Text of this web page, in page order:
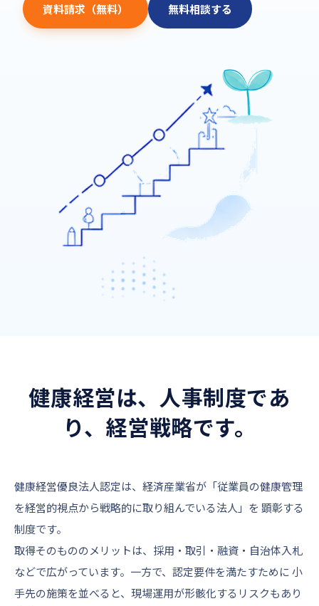
資料請求（無料） 無料相談する
健康経営は、人事制度であ
り、経営戦略です。
健康経営優良法人認定は、経済産業省が「従業員の健康管理
を経営的視点から戦略的に取り組んでいる法人」を 顕彰する
制度です。
取得そのもののメリットは、採用・取引・融資・自治体入札
などで広がっています。一方で、認定要件を満たすために 小
手先の施策を並べると、現場運用が形骸化するリスクもあり